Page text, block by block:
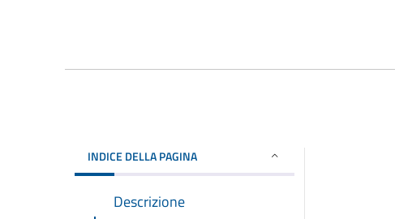
INDICE DELLA PAGINA
Descrizione